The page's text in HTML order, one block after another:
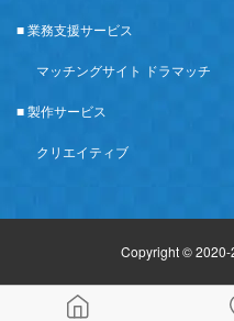
■ 業務支援サービス
マッチングサイト ドラマッチ
■ 製作サービス
クリエイティブ
Copyright © 2020-